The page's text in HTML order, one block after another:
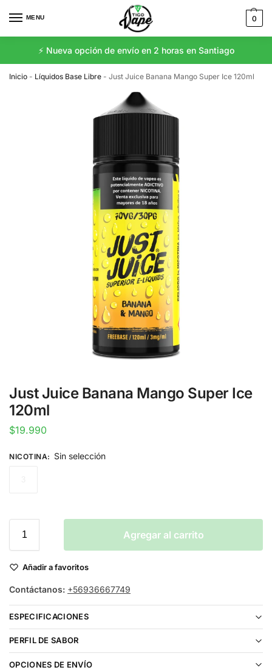
MENU 0
⚡️ Nueva opción de envío en 2 horas en Santiago
Inicio - Líquidos Base Libre - Just Juice Banana Mango Super Ice 120ml
Just Juice Banana Mango Super Ice
120ml
$19.990
NICOTINA: Sin selección
Agregar al carrito
Añadir a favoritos
Contáctanos: +56936667749
ESPECIFICACIONES
PERFIL DE SABOR
OPCIONES DE ENVÍO